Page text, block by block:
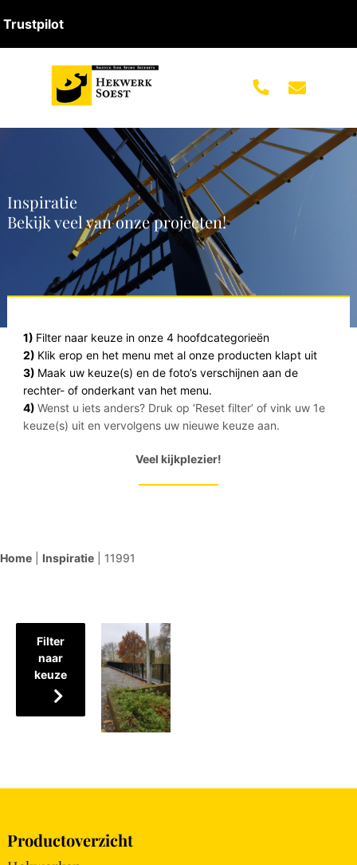
Trustpilot
Inspiratie
Bekijk veel van onze projecten!
1) Filter naar keuze in onze 4 hoofdcategorieën
2) Klik erop en het menu met al onze producten klapt uit
3) Maak uw keuze(s) en de foto’s verschijnen aan de
rechter- of onderkant van het menu.
4) Wenst u iets anders? Druk op ‘Reset filter’ of vink uw 1e
keuze(s) uit en vervolgens uw nieuwe keuze aan.
Veel kijkplezier!
Home Inspiratie 11991
Filter
naar
keuze
Productoverzicht